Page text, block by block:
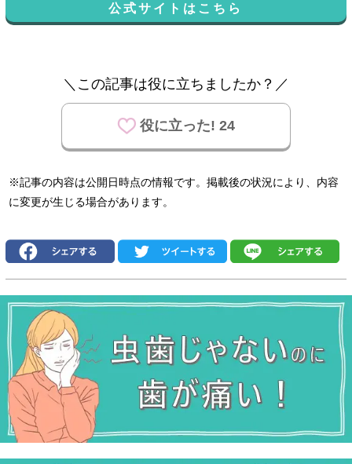
公式サイトはこちら
＼この記事は役に立ちましたか？／
役に立った! 24
※記事の内容は公開日時点の情報です。掲載後の状況により、内容
に変更が生じる場合があります。